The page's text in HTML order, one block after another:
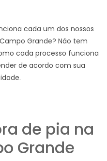
cada um dos nossos
Grande? Não tem
cada processo funciona
de acordo com sua
de pia na
Grande